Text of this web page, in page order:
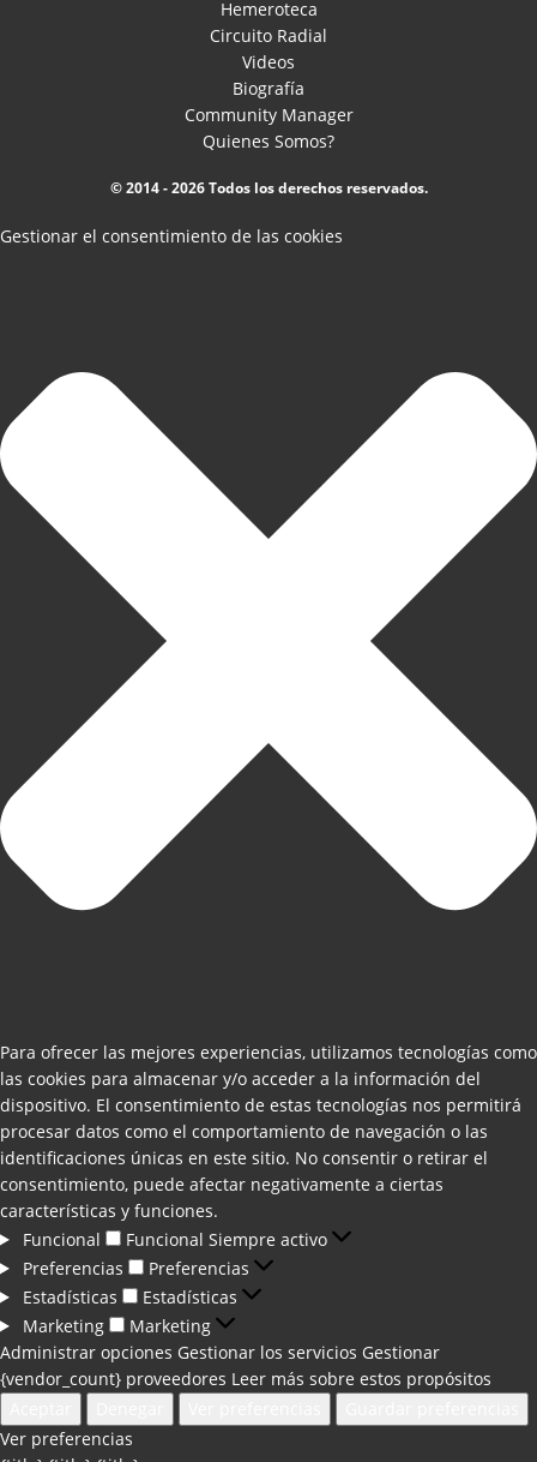
Hemeroteca
Circuito Radial
Videos
Biografía
Community Manager
Quienes Somos?
© 2014 - 2026 Todos los derechos reservados.
Gestionar el consentimiento de las cookies
Para ofrecer las mejores experiencias, utilizamos tecnologías como
las cookies para almacenar y/o acceder a la información del
dispositivo. El consentimiento de estas tecnologías nos permitirá
procesar datos como el comportamiento de navegación o las
identificaciones únicas en este sitio. No consentir o retirar el
consentimiento, puede afectar negativamente a ciertas
características y funciones.
Funcional
Funcional Siempre activo
Preferencias
Preferencias
Estadísticas
Estadísticas
Marketing
Marketing
Administrar opciones Gestionar los servicios Gestionar
{vendor_count} proveedores Leer más sobre estos propósitos
Ver preferencias